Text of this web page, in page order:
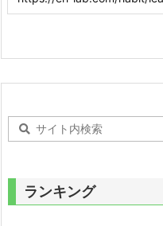
ランキング